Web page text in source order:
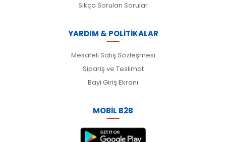
Sıkça Sorulan Sorular
YARDIM & POLİTİKALAR
Mesafeli Satış Sözleşmesi
Sipariş ve Teslimat
Bayi Giriş Ekranı
MOBİL B2B